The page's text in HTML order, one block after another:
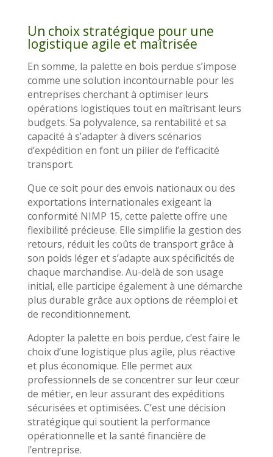
Un choix stratégique pour une
logistique agile et maîtrisée
En somme, la palette en bois perdue s’impose
comme une solution incontournable pour les
entreprises cherchant à optimiser leurs
opérations logistiques tout en maîtrisant leurs
budgets. Sa polyvalence, sa rentabilité et sa
capacité à s’adapter à divers scénarios
d’expédition en font un pilier de l’efficacité
transport.
Que ce soit pour des envois nationaux ou des
exportations internationales exigeant la
conformité NIMP 15, cette palette offre une
flexibilité précieuse. Elle simplifie la gestion des
retours, réduit les coûts de transport grâce à
son poids léger et s’adapte aux spécificités de
chaque marchandise. Au-delà de son usage
initial, elle participe également à une démarche
plus durable grâce aux options de réemploi et
de reconditionnement.
Adopter la palette en bois perdue, c’est faire le
choix d’une logistique plus agile, plus réactive
et plus économique. Elle permet aux
professionnels de se concentrer sur leur cœur
de métier, en leur assurant des expéditions
sécurisées et optimisées. C’est une décision
stratégique qui soutient la performance
opérationnelle et la santé financière de
l’entreprise.